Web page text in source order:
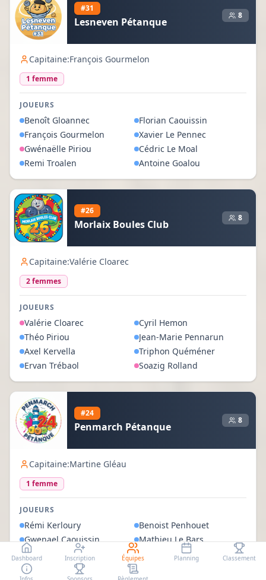
#31
Lesneven Pétanque
8
Capitaine:François Gourmelon
1 femme
JOUEURS
Benoît Gloannec Florian Caouissin
François Gourmelon Xavier Le Pennec
Gwénaëlle Piriou Cédric Le Moal
Remi Troalen Antoine Goalou
#26
Morlaix Boules Club
8
Capitaine:Valérie Cloarec
2femmes
JOUEURS
Valérie Cloarec Cyril Hemon
Théo Piriou Jean-Marie Pennarun
Axel Kervella Triphon Quéméner
Ervan Trébaol Soazig Rolland
#24
Penmarch Pétanque
8
Capitaine:Martine Gléau
1 femme
JOUEURS
Rémi Kerloury Benoist Penhouet
Gwenael Caouissin Mathieu Le Bars
Clovis
Bossard
Gléau
Gwenaël
Larvor
Dashboard Inscription Équipes Planning Classement